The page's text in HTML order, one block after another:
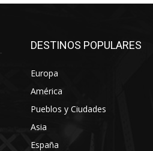
DESTINOS POPULARES
Europa
América
Pueblos y Ciudades
Asia
España